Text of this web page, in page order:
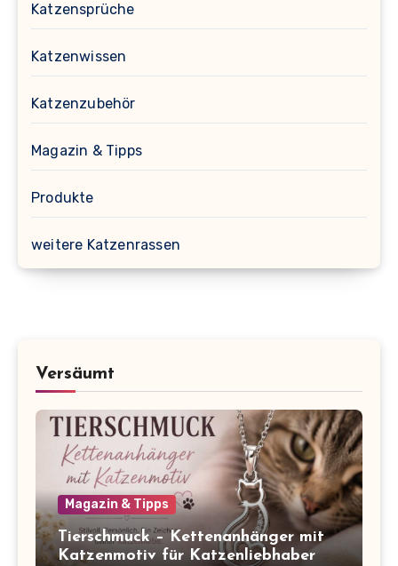
Katzensprüche
Katzenwissen
Katzenzubehör
Magazin & Tipps
Produkte
weitere Katzenrassen
Versäumt
Magazin & Tipps
Tierschmuck – Kettenanhänger mit
Katzenmotiv für Katzenliebhaber